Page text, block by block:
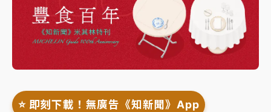
⭐️ 即刻下載！無廣告《知新聞》App